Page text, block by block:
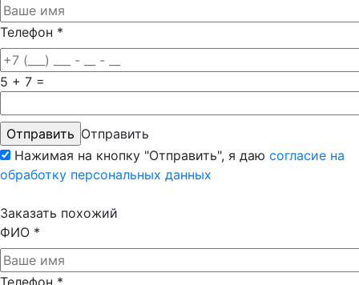
Телефон *
5 + 7 =
Отправить
Нажимая на кнопку "Отправить", я даю согласие на
обработку персональных данных
Заказать похожий
ФИО *
Телефон *